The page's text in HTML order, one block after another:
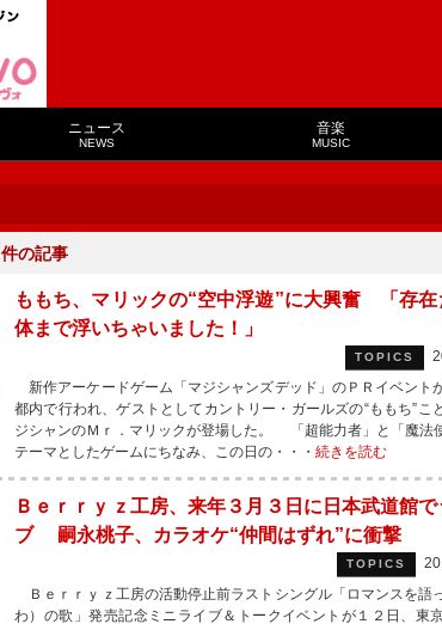
ニュース
NEWS
音楽
MUSIC
件の記事
ももち、マリックの“空中浮遊”に大興奮 「存在
体まで浮いちゃいました！」
TOPICS
新作アーケードゲーム「マジシャンズデッド」のＰＲイベント
都内で行われ、ゲストとしてカントリー・ガールズの“ももち”こ
ジシャンのＭｒ．マリックが登場した。 「超能力者」と「魔法
テーマとしたゲームにちなみ、この日の・・・ 続きを読む
Ｂｅｒｒｙｚ工房、来年３月３日に日本武道館で
ブ 嗣永桃子、カラオケ“仲間はずれ”に衝撃
TOPICS
Ｂｅｒｒｙｚ工房の活動停止前ラストシングル「ロマンスを語
わ）の歌」発売記念ミニライブ＆トークイベントが１２日、東